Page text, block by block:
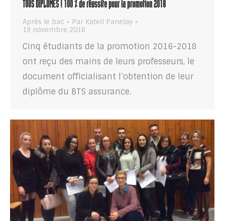
TOUS DIPLOMES ! 100 % de réussite pour la promotion 2018
Après le bac Par Katell Panelay
19 novembre 2018
Cinq étudiants de la promotion 2016-2018
ont reçu des mains de leurs professeurs, le
document officialisant l’obtention de leur
diplôme du BTS assurance.